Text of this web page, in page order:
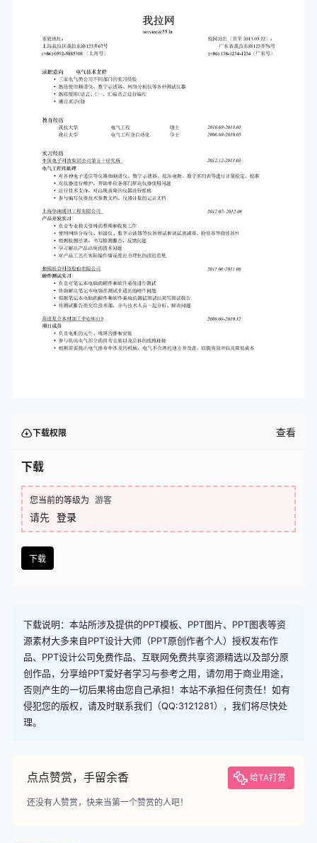
下载权限 查看
下载
您当前的等级为 游客
请先 登录
下载
下载说明：本站所涉及提供的PPT模板、PPT图片、PPT图表等资
源素材大多来自PPT设计大师（PPT原创作者个人）授权发布作
品、PPT设计公司免费作品、互联网免费共享资源精选以及部分原
创作品，分享给PPT爱好者学习与参考之用，请勿用于商业用途，
否则产生的一切后果将由您自己承担！本站不承担任何责任！如有
侵犯您的版权，请及时联系我们（QQ:3121281），我们将尽快处
理。
点点赞赏，手留余香 给TA打赏
还没有人赞赏，快来当第一个赞赏的人吧！